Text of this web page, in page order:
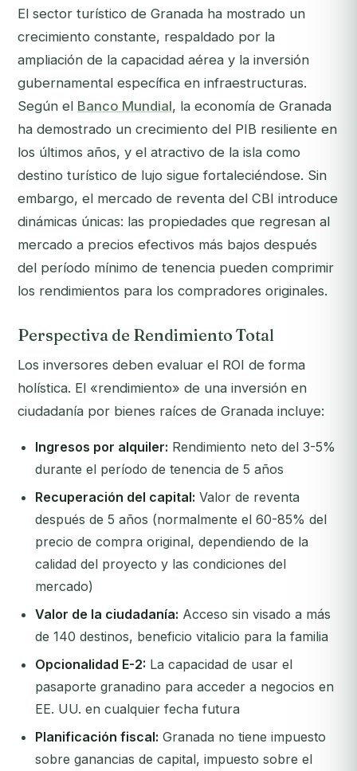
El sector turístico de Granada ha mostrado un
crecimiento constante, respaldado por la
ampliación de la capacidad aérea y la inversión
gubernamental específica en infraestructuras.
Según el Banco Mundial, la economía de Granada
ha demostrado un crecimiento del PIB resiliente en
los últimos años, y el atractivo de la isla como
destino turístico de lujo sigue fortaleciéndose. Sin
embargo, el mercado de reventa del CBI introduce
dinámicas únicas: las propiedades que regresan al
mercado a precios efectivos más bajos después
del período mínimo de tenencia pueden comprimir
los rendimientos para los compradores originales.
Perspectiva de Rendimiento Total
Los inversores deben evaluar el ROI de forma
holística. El «rendimiento» de una inversión en
ciudadanía por bienes raíces de Granada incluye:
Ingresos por alquiler: Rendimiento neto del 3-5%
durante el período de tenencia de 5 años
Recuperación del capital: Valor de reventa
después de 5 años (normalmente el 60-85% del
precio de compra original, dependiendo de la
calidad del proyecto y las condiciones del
mercado)
Valor de la ciudadanía: Acceso sin visado a más
de 140 destinos, beneficio vitalicio para la familia
Opcionalidad E-2: La capacidad de usar el
pasaporte granadino para acceder a negocios en
EE. UU. en cualquier fecha futura
Planificación fiscal: Granada no tiene impuesto
sobre ganancias de capital, impuesto sobre el